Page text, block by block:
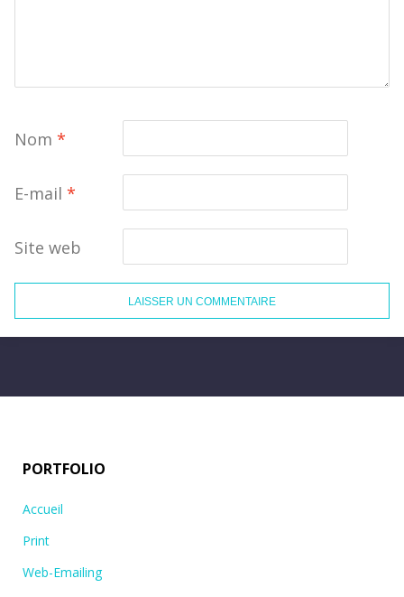
Nom *
E-mail *
Site web
PORTFOLIO
Accueil
Print
Web-Emailing